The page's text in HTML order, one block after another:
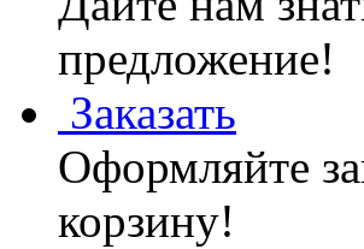
предложение!
Заказать
Оформляйте
корзину!